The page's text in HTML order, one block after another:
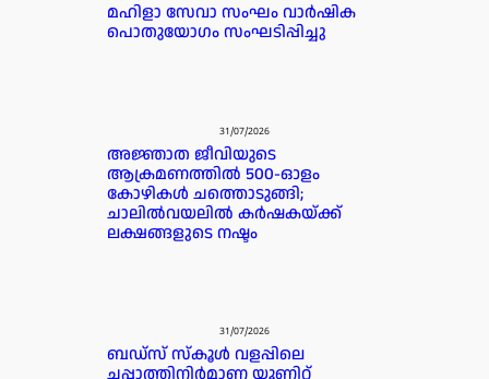
മഹിളാ സേവാ സംഘം വാർഷിക
പൊതുയോഗം സംഘടിപ്പിച്ചു
31/07/2026
അജ്ഞാത ജീവിയുടെ
ആക്രമണത്തിൽ 500-ഓളം
കോഴികൾ ചത്തൊടുങ്ങി;
ചാലിൽവയലിൽ കർഷകയ്ക്ക്
ലക്ഷങ്ങളുടെ നഷ്ടം
31/07/2026
ബഡ്‌സ് സ്കൂൾ വളപ്പിലെ